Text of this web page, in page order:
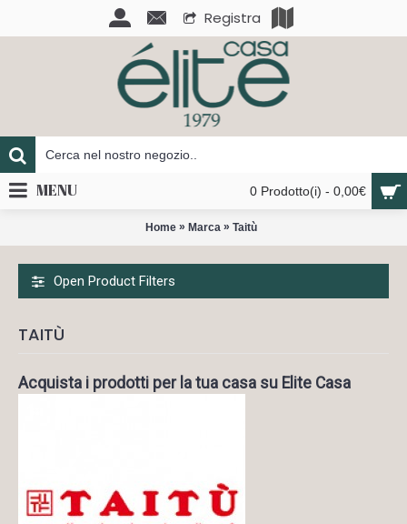
Registra
0 Prodotto(i) - 0,00€
MENU
Home » Marca » Taitù
Open Product Filters
TAITÙ
Acquista i prodotti per la tua casa su Elite Casa